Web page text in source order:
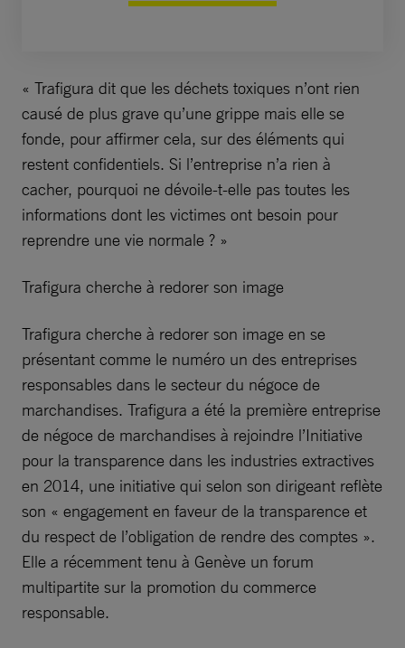
« Trafigura dit que les déchets toxiques n’ont rien
causé de plus grave qu’une grippe mais elle se
fonde, pour affirmer cela, sur des éléments qui
restent confidentiels. Si l’entreprise n’a rien à
cacher, pourquoi ne dévoile-t-elle pas toutes les
informations dont les victimes ont besoin pour
reprendre une vie normale ? »
Trafigura cherche à redorer son image
Trafigura cherche à redorer son image en se
présentant comme le numéro un des entreprises
responsables dans le secteur du négoce de
marchandises. Trafigura a été la première entreprise
de négoce de marchandises à rejoindre l’Initiative
pour la transparence dans les industries extractives
en 2014, une initiative qui selon son dirigeant reflète
son « engagement en faveur de la transparence et
du respect de l’obligation de rendre des comptes ».
Elle a récemment tenu à Genève un forum
multipartite sur la promotion du commerce
responsable.